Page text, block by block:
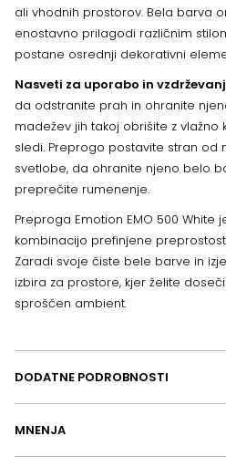
ali vhodnih prostorov. Bela barva
enostavno prilagodi različnim
postane osrednji dekorativni
Nasveti za uporabo in
da odstranite prah in ohranite
madežev jih takoj obrišite z
sledi. Preprogo postavite stran od
svetlobe, da ohranite njeno belo
preprečite rumenenje.
Preproga Emotion EMO 500 White
kombinacijo prefinjene
Zaradi svoje čiste bele barve in
izbira za prostore, kjer želite
sproščen ambient.
DODATNE PODROBNOSTI
MNENJA